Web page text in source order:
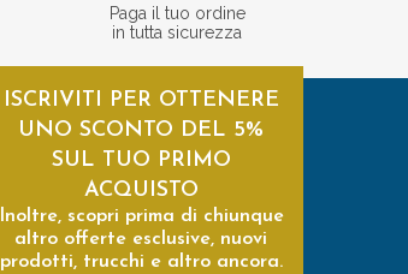
Paga il tuo ordine
in tutta sicurezza
ISCRIVITI PER OTTENERE
UNO SCONTO DEL 5%
SUL TUO PRIMO
ACQUISTO
Inoltre, scopri prima di chiunque
altro offerte esclusive, nuovi
prodotti, trucchi e altro ancora.